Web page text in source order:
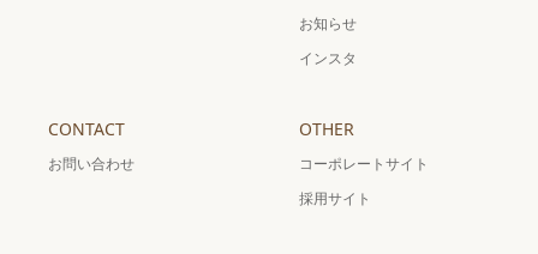
お知らせ
インスタ
CONTACT
お問い合わせ
OTHER
コーポレートサイト
採用サイト